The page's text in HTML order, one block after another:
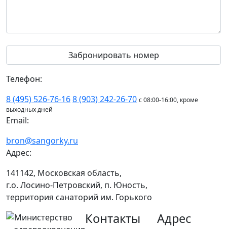
Телефон:
8 (495) 526-76-168 (903) 242-26-70 с 08:00-16:00, кроме
выходных дней
Email:
bron@sangorky.ru
Адрес:
141142, Московская область,
г.о. Лосино-Петровский, п. Юность,
территория санаторий им. Горького
Министерство
Контакты Адрес